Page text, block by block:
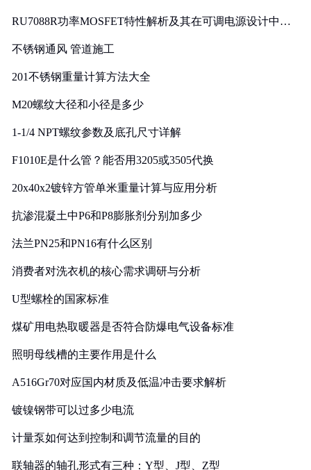
RU7088R功率MOSFET特性解析及其在可调电源设计中的
不锈钢通风 管道施工
201不锈钢重量计算方法大全
M20螺纹大径和小径是多少
1-1/4 NPT螺纹参数及底孔尺寸详解
F1010E是什么管？能否用3205或3505代换
20x40x2镀锌方管单米重量计算与应用分析
抗渗混凝土中P6和P8膨胀剂分别加多少
法兰PN25和PN16有什么区别
消费者对洗衣机的核心需求调研与分析
U型螺栓的国家标准
煤矿用电热取暖器是否符合防爆电气设备标准
照明母线槽的主要作用是什么
A516Gr70对应国内材质及低温冲击要求解析
镀镍钢带可以过多少电流
计量泵如何达到控制和调节流量的目的
联轴器的轴孔形式有三种：Y型、J型、Z型